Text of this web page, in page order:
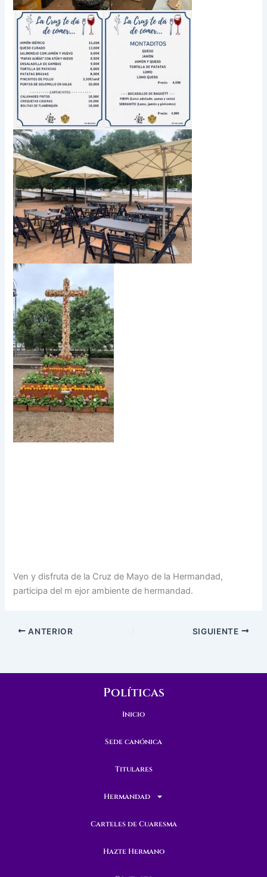
Ven y disfruta de la Cruz de Mayo de la Hermandad,
participa del m ejor ambiente de hermandad.
ANTERIOR SIGUIENTE
Políticas
Inicio
Sede canónica
Titulares
Hermandad
Carteles de Cuaresma
Hazte Hermano